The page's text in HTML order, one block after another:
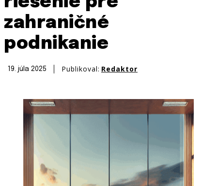
zahraničné
podnikanie
19. júla 2025 Publikoval: Redaktor